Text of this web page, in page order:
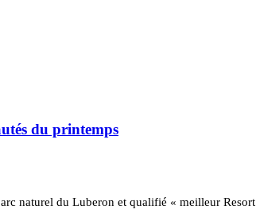
du printemps
naturel du Luberon et qualifié « meilleur Resort